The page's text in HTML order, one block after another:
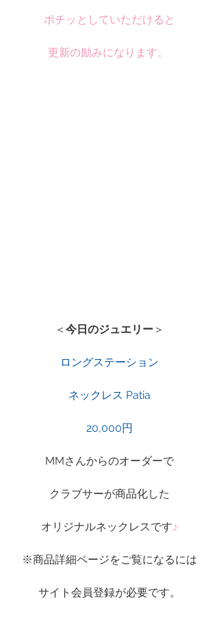
ポチッとしていただけると
更新の励みになります。
＜ 今日のジュエリー ＞
ロングステーション
ネックレス Patia
20,000円
MMさんからのオーダーで
クラブサーが商品化した
オリジナルネックレスです♪
※商品詳細ページをご覧になるには
サイト会員登録が必要です。